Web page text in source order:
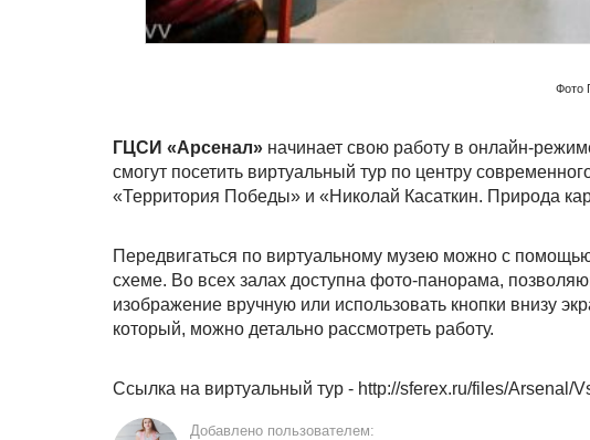
Фото
ГЦСИ «Арсенал» начинает свою работу в онлайн-
смогут посетить виртуальный тур по центру
«Территория Победы» и «Николай Касаткин. Природа
Передвигаться по виртуальному музею можно с
схеме. Во всех залах доступна фото-панорама,
изображение вручную или использовать кнопки внизу
который, можно детально рассмотреть работу.
Ссылка на виртуальный тур - http://sferex.ru/files/Arsenal/
Добавлено пользователем: